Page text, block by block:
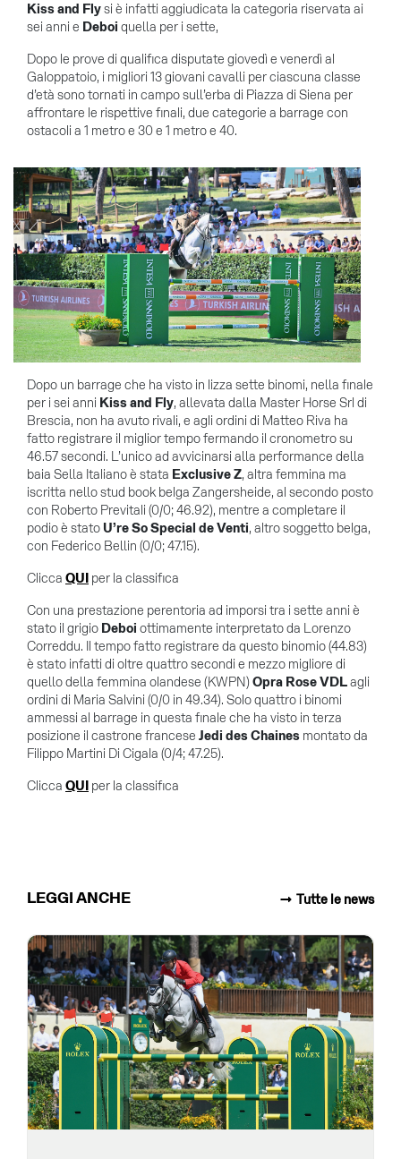
Kiss and Flysi è infatti aggiudicata la categoria riservata ai
sei anni e Deboi quella per i sette,
Dopo le prove di qualifica disputate giovedì e venerdì al
Galoppatoio, i migliori 13 giovani cavalli per ciascuna classe
d’età sono tornati in campo sull’erba di Piazza di Siena per
affrontare le rispettive finali, due categorie a barrage con
ostacoli a 1 metro e 30 e 1 metro e 40.
Dopo un barrage che ha visto in lizza sette binomi, nella finale
per i sei anni Kiss and Fly, allevata dalla Master Horse Srl di
Brescia, non ha avuto rivali, e agli ordini di Matteo Riva ha
fatto registrare il miglior tempo fermando il cronometro su
46.57 secondi. L’unico ad avvicinarsi alla performance della
baia Sella Italiano è stata Exclusive Z, altra femmina ma
iscritta nello stud book belga Zangersheide, al secondo posto
con Roberto Previtali (0/0; 46.92), mentre a completare il
podio è stato U’re So Special de Venti, altro soggetto belga,
con Federico Bellin (0/0; 47.15).
Clicca QUI per la classifica
Con una prestazione perentoria ad imporsi tra i sette anni è
stato il grigio Deboi ottimamente interpretato da Lorenzo
Correddu. Il tempo fatto registrare da questo binomio (44.83)
è stato infatti di oltre quattro secondi e mezzo migliore di
quello della femmina olandese (KWPN)Opra Rose VDLagli
ordini di Maria Salvini (0/0 in 49.34). Solo quattro i binomi
ammessi al barrage in questa finale che ha visto in terza
posizione il castrone francese Jedi des Chaines montato da
Filippo Martini Di Cigala (0/4; 47.25).
Clicca QUI per la classifica
LEGGI ANCHE Tutte le news